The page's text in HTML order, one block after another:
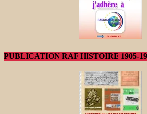
PUBLICATION RAF HISTOIRE 1905-